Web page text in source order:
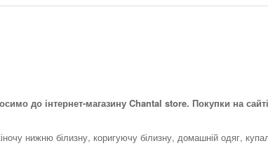
до інтернет-магазину Chantal store. Покупки на сайті
нижню білизну, коригуючу білизну, домашній одяг,